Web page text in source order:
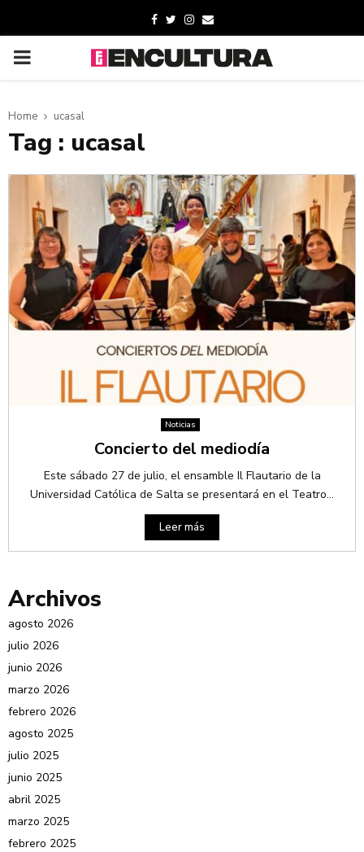
Home ucasal
Tag : ucasal
Noticias
Concierto del mediodía
Este sábado 27 de julio, el ensamble Il Flautario de la
Universidad Católica de Salta se presentará en el Teatro...
Leer más
Archivos
agosto 2026
julio 2026
junio 2026
marzo 2026
febrero 2026
agosto 2025
julio 2025
junio 2025
abril 2025
marzo 2025
febrero 2025